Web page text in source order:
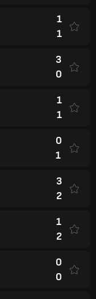
1
1
3
0
1
1
0
1
3
2
1
2
0
0